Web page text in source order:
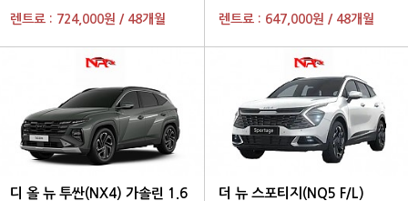
렌트료 : 724,000원 / 48개월 렌트료 : 647,000원 / 48개월
디 올 뉴 투싼(NX4) 가솔린 1.6
더 뉴 스포티지(NQ5 F/L)